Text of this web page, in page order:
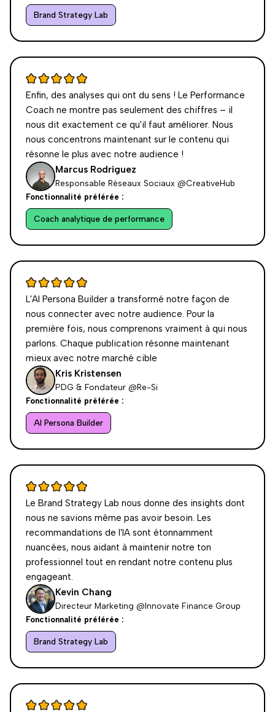
Brand Strategy Lab
Enfin, des analyses qui ont du sens ! Le Performance
Coach ne montre pas seulement des chiffres – il
nous dit exactement ce qu'il faut améliorer. Nous
nous concentrons maintenant sur le contenu qui
résonne le plus avec notre audience !
Marcus Rodriguez
Responsable Réseaux Sociaux @CreativeHub
Fonctionnalité préférée :
Coach analytique de performance
L'AI Persona Builder a transformé notre façon de
nous connecter avec notre audience. Pour la
première fois, nous comprenons vraiment à qui nous
parlons. Chaque publication résonne maintenant
mieux avec notre marché cible
Kris Kristensen
PDG & Fondateur @Re-Si
Fonctionnalité préférée :
AI Persona Builder
Le Brand Strategy Lab nous donne des insights dont
nous ne savions même pas avoir besoin. Les
recommandations de l'IA sont étonnamment
nuancées, nous aidant à maintenir notre ton
professionnel tout en rendant notre contenu plus
engageant.
Kevin Chang
Directeur Marketing @Innovate Finance Group
Fonctionnalité préférée :
Brand Strategy Lab